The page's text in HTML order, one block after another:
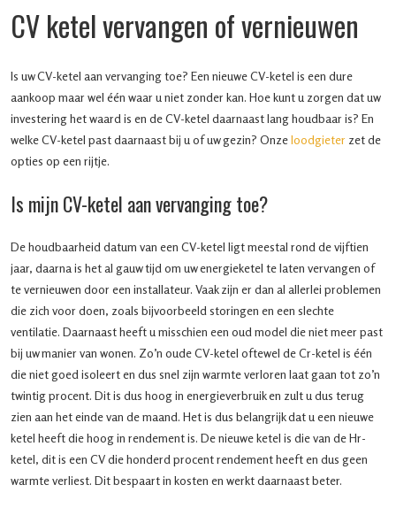
CV ketel vervangen of vernieuwen
Is uw CV-ketel aan vervanging toe? Een nieuwe CV-ketel is een dure
aankoop maar wel één waar u niet zonder kan. Hoe kunt u zorgen dat uw
investering het waard is en de CV-ketel daarnaast lang houdbaar is? En
welke CV-ketel past daarnaast bij u of uw gezin? Onzeloodgieter zet de
opties op een rijtje.
Is mijn CV-ketel aan vervanging toe?
De houdbaarheid datum van een CV-ketel ligt meestal rond de vijftien
jaar, daarna is het al gauw tijd om uw energieketel te laten vervangen of
te vernieuwen door een installateur. Vaak zijn er dan al allerlei problemen
die zich voor doen, zoals bijvoorbeeld storingen en een slechte
ventilatie. Daarnaast heeft u misschien een oud model die niet meer past
bij uw manier van wonen. Zo’n oude CV-ketel oftewel de Cr-ketel is één
die niet goed isoleert en dus snel zijn warmte verloren laat gaan tot zo’n
twintig procent. Dit is dus hoog in energieverbruik en zult u dus terug
zien aan het einde van de maand. Het is dus belangrijk dat u een nieuwe
ketel heeft die hoog in rendement is. De nieuwe ketel is die van de Hr-
ketel, dit is een CV die honderd procent rendement heeft en dus geen
warmte verliest. Dit bespaart in kosten en werkt daarnaast beter.